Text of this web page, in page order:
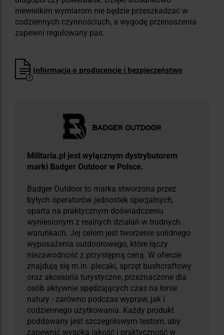
niewielkim wymiarom nie będzie przeszkadzać w
codziennych czynnościach, a wygodę przenoszenia
zapewni regulowany pas.
Informacja o producencie i bezpieczeństwo
Militaria.pl jest wyłącznym dystrybutorem
marki Badger Outdoor w Polsce.
Badger Outdoor to marka stworzona przez
byłych operatorów jednostek specjalnych,
oparta na praktycznym doświadczeniu
wyniesionym z realnych działań w trudnych
warunkach. Jej celem jest tworzenie solidnego
wyposażenia outdoorowego, które łączy
niezawodność z przystępną ceną. W ofercie
znajdują się m.in. plecaki, sprzęt bushcraftowy
oraz akcesoria turystyczne, przeznaczone dla
osób aktywnie spędzających czas na łonie
natury - zarówno podczas wypraw, jak i
codziennego użytkowania. Każdy produkt
poddawany jest szczegółowym testom, aby
zapewnić wysoką jakość i praktyczność w